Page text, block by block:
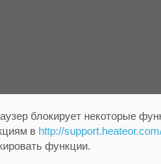
блокирует некоторые
в http://
функции.